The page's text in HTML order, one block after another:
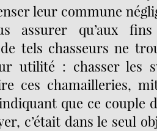
leur commune
assurer qu’aux
tels chasseurs ne
utilité : chasser les
ces chamailleries,
que ce couple
c’était dans le seul